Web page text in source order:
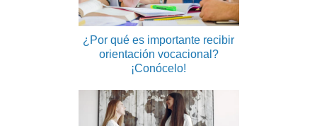
¿Por qué es importante recibir
orientación vocacional?
¡Conócelo!